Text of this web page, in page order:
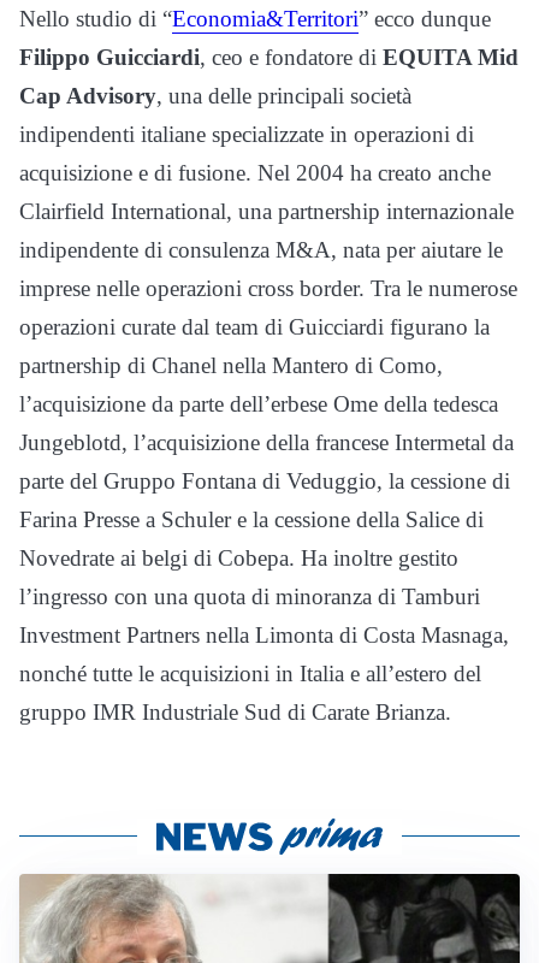
Nello studio di “Economia&Territori” ecco dunque
Filippo Guicciardi, ceo e fondatore di EQUITA Mid
Cap Advisory, una delle principali società
indipendenti italiane specializzate in operazioni di
acquisizione e di fusione. Nel 2004 ha creato anche
Clairfield International, una partnership internazionale
indipendente di consulenza M&A, nata per aiutare le
imprese nelle operazioni cross border. Tra le numerose
operazioni curate dal team di Guicciardi figurano la
partnership di Chanel nella Mantero di Como,
l’acquisizione da parte dell’erbese Ome della tedesca
Jungeblotd, l’acquisizione della francese Intermetal da
parte del Gruppo Fontana di Veduggio, la cessione di
Farina Presse a Schuler e la cessione della Salice di
Novedrate ai belgi di Cobepa. Ha inoltre gestito
l’ingresso con una quota di minoranza di Tamburi
Investment Partners nella Limonta di Costa Masnaga,
nonché tutte le acquisizioni in Italia e all’estero del
gruppo IMR Industriale Sud di Carate Brianza.